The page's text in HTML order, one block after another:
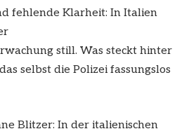
fehlende Klarheit: In Italien
still. Was steckt hinter
selbst die Polizei fassungslos
Blitzer: In der italienischen